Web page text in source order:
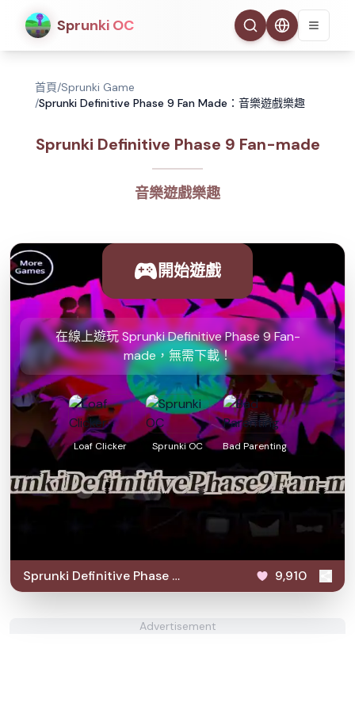
Sprunki OC
首頁/Sprunki Game
/Sprunki Definitive Phase 9 Fan Made：音樂遊戲樂趣
Sprunki Definitive Phase 9 Fan-made
音樂遊戲樂趣
開始遊戲
在線上遊玩 Sprunki Definitive Phase 9 Fan-
made，無需下載！
Loaf Clicker Sprunki OC Bad Parenting
Sprunki Definitive Phase 9
Fan-made
9,910
Advertisement